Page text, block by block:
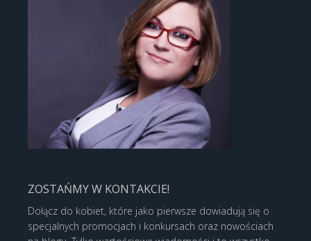
ZOSTAŃMY W KONTAKCIE!
Dołącz do kobiet, które jako pierwsze dowiadują się o
specjalnych promocjach i konkursach oraz nowościach